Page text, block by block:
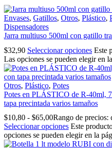
Envases, Gatillos, Otros, Plástico,
Dispensadores
Jarra multiuso 500ml con gatillo
$32,90 Seleccionar opciones Este
Las opciones se pueden elegir en
Otros, Plástico, Potes
Potes en PLÁSTICO de R-40ml,
tapa precintada varios tamaños
$10,80 - $65,00Rango de precios:
Seleccionar opciones Este
opciones se pueden elegir en la